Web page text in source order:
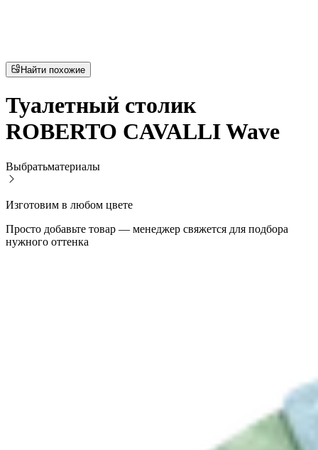
Найти похожие
Туалетный столик
ROBERTO CAVALLI Wave
Выбратьматериалы
Изготовим в любом цвете
Просто добавьте товар — менеджер свяжется для подбора
нужного оттенка